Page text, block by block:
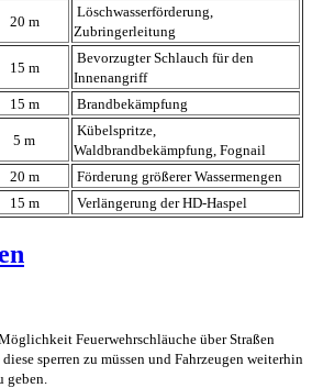
20 m
Löschwasserförderung,
Zubringerleitung
15 m
Bevorzugter Schlauch für den
Innenangriff
15 m Brandbekämpfung
5 m
Kübelspritze,
Waldbrandbekämpfung, Fognail
20 m
Förderung größerer Wassermengen
15 m Verlängerung der HD-Haspel
Feuerwehrschläuche über Straßen
sperren zu müssen und Fahrzeugen weiterhin
geben.